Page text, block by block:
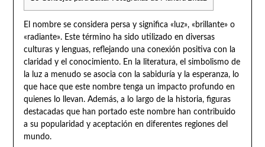
El nombre se considera persa y significa «luz», «brillante» o
«radiante». Este término ha sido utilizado en diversas
culturas y lenguas, reflejando una conexión positiva con la
claridad y el conocimiento. En la literatura, el simbolismo de
la luz a menudo se asocia con la sabiduría y la esperanza, lo
que hace que este nombre tenga un impacto profundo en
quienes lo llevan. Además, a lo largo de la historia, figuras
destacadas que han portado este nombre han contribuido
a su popularidad y aceptación en diferentes regiones del
mundo.